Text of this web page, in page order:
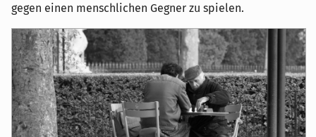
gegen einen menschlichen Gegner zu spielen.